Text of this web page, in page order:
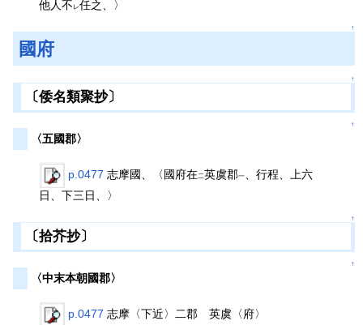
他人不 レ任之、〉
↑
國府
↑
〔倭名類聚抄〕
↑
〈五國郡〉
p.0477 志摩國、〈國府在二英虞郡一
、行程、上六
日、下三日、〉
↑
〔拾芥抄〕
↑
〈中末本朝國郡〉
p.0477 志摩〈下近〉二郡 英虞〈府〉